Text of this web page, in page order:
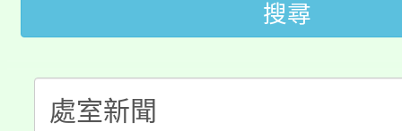
桃園市115學年度學生
生本土語及新住民語歌
代理(課)教師甄選結果(
公告本校115學年度第
搜尋